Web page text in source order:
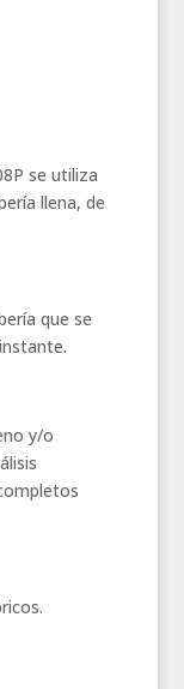
se utiliza
llena, de
que se
y/o